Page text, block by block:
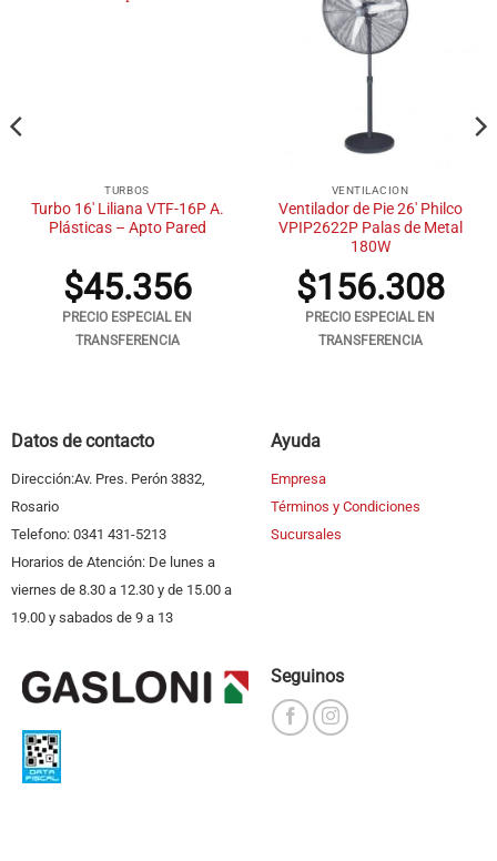
TURBOS
Turbo 16′ Liliana VTF-16P A.
Plásticas – Apto Pared
$45.356
PRECIO ESPECIAL EN
TRANSFERENCIA
VENTILACION
Ventilador de Pie 26′ Philco
VPIP2622P Palas de Metal
180W
$156.308
PRECIO ESPECIAL EN
TRANSFERENCIA
Datos de contacto
Dirección:Av. Pres. Perón 3832,
Rosario
Telefono: 0341 431-5213
Horarios de Atención: De lunes a
viernes de 8.30 a 12.30 y de 15.00 a
19.00 y sabados de 9 a 13
Ayuda
Empresa
Términos y Condiciones
Sucursales
Seguinos